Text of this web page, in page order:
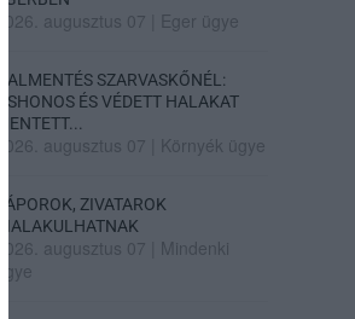
2026. augusztus 07 Eger ügye
HALMENTÉS SZARVASKŐNÉL:
ŐSHONOS ÉS VÉDETT HALAKAT
MENTETT...
2026. augusztus 07 Környék ügye
ZÁPOROK, ZIVATAROK
KIALAKULHATNAK
2026. augusztus 07
Mindenki
ügye